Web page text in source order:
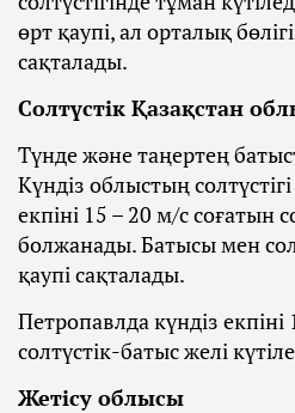
өрт қаупі, ал орталық
сақталады.
Солтүстік Қазақстан
Түнде және таңертең
Күндіз облыстың
екпіні 15 – 20 м/с соғатын
болжанады. Батысы мен
қаупі сақталады.
Петропавлда күндіз
солтүстік-батыс желі
Жетісу облысы